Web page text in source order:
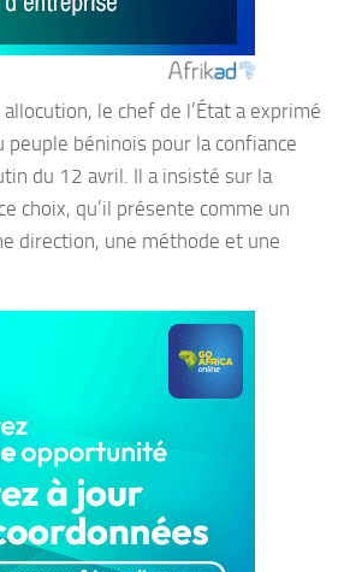
le chef de l’État a exprimé
peuple béninois pour la confiance
du 12 avril. Il a insisté sur la
choix, qu’il présente comme un
direction, une méthode et une